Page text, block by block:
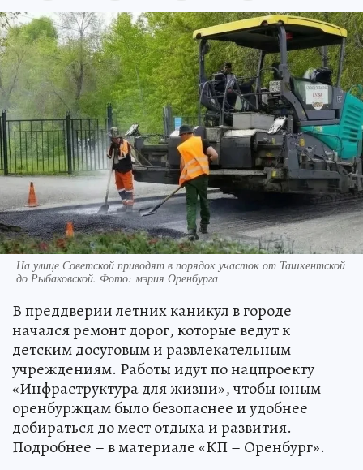
На улице Советской приводят в порядок участок от Ташкентской
до Рыбаковской. Фото: мэрия Оренбурга
В преддверии летних каникул в городе
начался ремонт дорог, которые ведут к
детским досуговым и развлекательным
учреждениям. Работы идут по нацпроекту
«Инфраструктура для жизни», чтобы юным
оренбуржцам было безопаснее и удобнее
добираться до мест отдыха и развития.
Подробнее – в материале «КП – Оренбург».